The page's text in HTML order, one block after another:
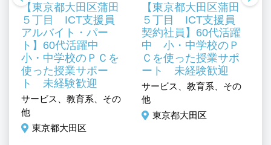
【東京都大田区蒲田
５丁目 ICT支援員
アルバイト・パー
ト】60代活躍中
小・中学校のＰＣを
使った授業サポー
ト 未経験歓迎
サービス、教育系、その
他
東京都大田区
【東京都大田区蒲田
５丁目 ICT支援員
契約社員】60代活躍
中 小・中学校のＰ
Ｃを使った授業サポ
ート 未経験歓迎
サービス、教育系、その
他
東京都大田区